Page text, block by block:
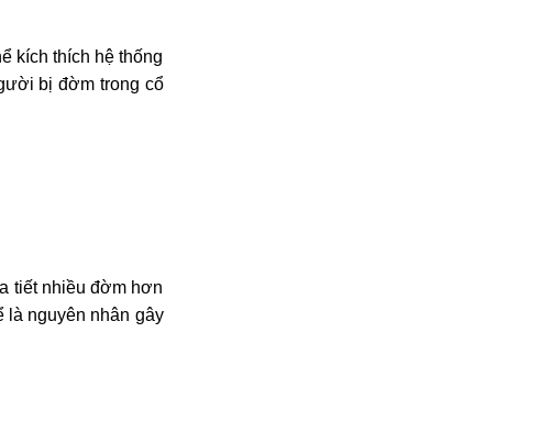
kích thích hệ thống
bị đờm trong cổ
tiết nhiều đờm hơn
là nguyên nhân gây